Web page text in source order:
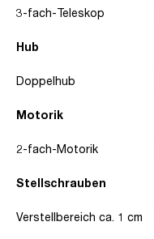
Hub
Motorik
Stellschrauben
3-fach-Teleskop
Doppelhub
2-fach-Motorik
Verstellbereich ca. 1 cm